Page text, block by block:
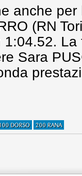
anche per
(RN
Sara
DORSO 200 RANA